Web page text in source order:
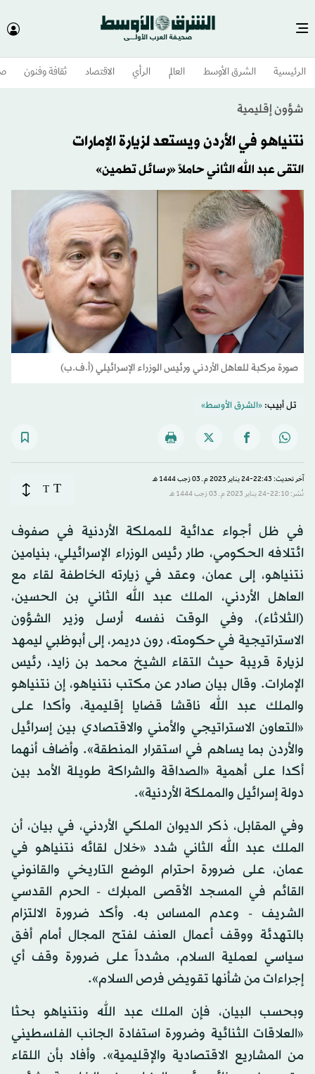
الرئيسية الشرق الأوسط​ العالم الرأي الاقتصاد ثقافة وفنون
شؤون إقليمية
نتنياهو في الأردن ويستعد لزيارة الإمارات
التقى عبد الله الثاني حاملاً «رسائل تطمين»
صورة مركبة للعاهل الأردني ورئيس الوزراء الإسرائيلي (أ.ف.ب)
تل أبيب:«الشرق الأوسط»
آخر تحديث: 22:43-24 يناير 2023 م ـ 03 رَجب 1444 هـ
نُشر: 22:10-24 يناير 2023 م ـ 03 رَجب 1444 هـ
T
T
في ظل أجواء عدائية للمملكة الأردنية في صفوف
ائتلافه الحكومي، طار رئيس الوزراء الإسرائيلي، بنيامين
نتنياهو، إلى عمان، وعقد في زيارته الخاطفة لقاء مع
العاهل الأردني، الملك عبد الله الثاني بن الحسين،
(الثلاثاء)، وفي الوقت نفسه أرسل وزير الشؤون
الاستراتيجية في حكومته، رون دريمر، إلى أبوظبي ليمهد
لزيارة قريبة حيث التقاء الشيخ محمد بن زايد، رئيس
الإمارات. وقال بيان صادر عن مكتب نتنياهو، إن نتنياهو
والملك عبد الله ناقشا قضايا إقليمية، وأكدا على
«التعاون الاستراتيجي والأمني والاقتصادي بين إسرائيل
والأردن بما يساهم في استقرار المنطقة». وأضاف أنهما
أكدا على أهمية «الصداقة والشراكة طويلة الأمد بين
دولة إسرائيل والمملكة الأردنية».
وفي المقابل، ذكر الديوان الملكي الأردني، في بيان، أن
الملك عبد الله الثاني شدد «خلال لقائه نتنياهو في
عمان، على ضرورة احترام الوضع التاريخي والقانوني
القائم في المسجد الأقصى المبارك - الحرم القدسي
الشريف - وعدم المساس به. وأكد ضرورة الالتزام
بالتهدئة ووقف أعمال العنف لفتح المجال أمام أفق
سياسي لعملية السلام، مشدداً على ضرورة وقف أي
إجراءات من شأنها تقويض فرص السلام».
وبحسب البيان، فإن الملك عبد الله ونتنياهو بحثا
«العلاقات الثنائية وضرورة استفادة الجانب الفلسطيني
من المشاريع الاقتصادية والإقليمية». وأفاد بأن اللقاء